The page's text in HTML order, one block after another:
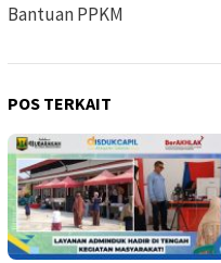
Bantuan PPKM
POS TERKAIT